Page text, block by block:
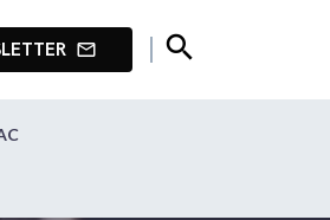
mail_outline search